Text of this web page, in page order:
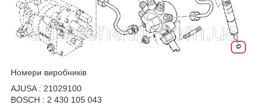
Номери виробників
AJUSA : 21029100
BOSCH : 2 430 105 043